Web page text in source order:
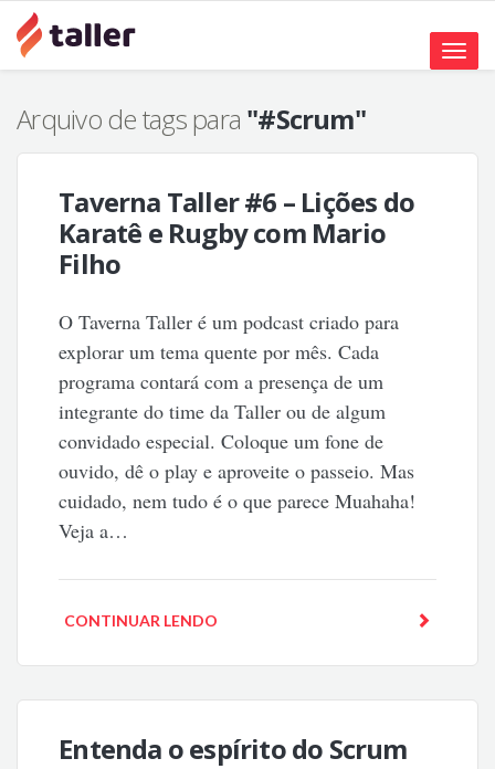
Toggle
Arquivo de tags para "#Scrum"
Taverna Taller #6 – Lições do
Karatê e Rugby com Mario
Filho
O Taverna Taller é um podcast criado para
explorar um tema quente por mês. Cada
programa contará com a presença de um
integrante do time da Taller ou de algum
convidado especial. Coloque um fone de
ouvido, dê o play e aproveite o passeio. Mas
cuidado, nem tudo é o que parece Muahaha!
Veja a…
CONTINUAR LENDO
Entenda o espírito do Scrum